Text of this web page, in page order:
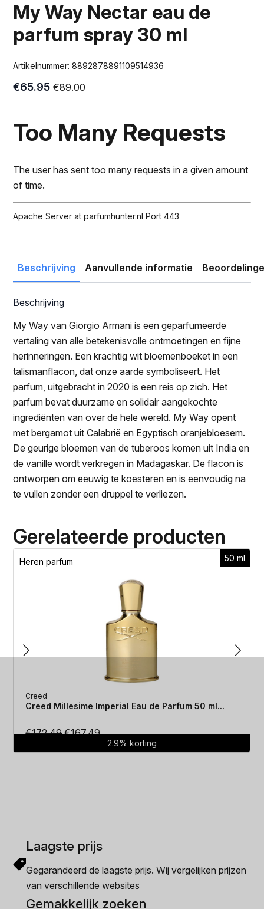
My Way Nectar eau de
parfum spray 30 ml
Artikelnummer:8892878891109514936
€89.00
Oorspronkelijke
€89.00.
€65.95
Huidige
€65.95.
Too Many Requests
The user has sent too many requests in a given amount
of time.
Apache Server at parfumhunter.nl Port 443
Beschrijving Aanvullende informatie
Beschrijving
My Way van Giorgio Armani is een geparfumeerde
vertaling van alle betekenisvolle ontmoetingen en fijne
herinneringen. Een krachtig wit bloemenboeket in een
talismanflacon, dat onze aarde symboliseert. Het
parfum, uitgebracht in 2020 is een reis op zich. Het
parfum bevat duurzame en solidair aangekochte
ingrediënten van over de hele wereld. My Way opent
met bergamot uit Calabrië en Egyptisch oranjebloesem.
De geurige bloemen van de tuberoos komen uit India en
de vanille wordt verkregen in Madagaskar. De flacon is
ontworpen om eeuwig te koesteren en is eenvoudig na
te vullen zonder een druppel te verliezen.
Gerelateerde producten
50 ml
Heren parfum
Creed
Creed Millesime Imperial Eau de Parfum 50 ml...
€172.49Oorspronkelijke
€167.49Huidige
prijs
2.9% korting
Laagste prijs
Gegarandeerd de laagste prijs. Wij vergelijken prijzen
van verschillende websites
Gemakkelijk zoeken